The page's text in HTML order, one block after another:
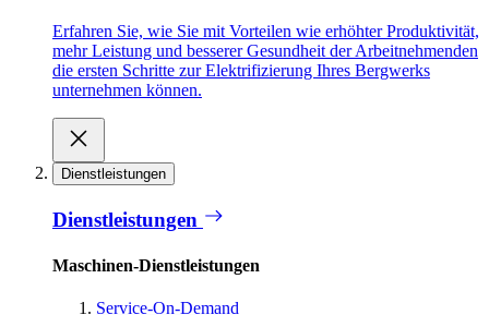
Erfahren Sie, wie Sie mit Vorteilen wie erhöhter Produktivität,
mehr Leistung und besserer Gesundheit der Arbeitnehmenden
die ersten Schritte zur Elektrifizierung Ihres Bergwerks
unternehmen können.
Dienstleistungen
Dienstleistungen
Maschinen-Dienstleistungen
Service-On-Demand